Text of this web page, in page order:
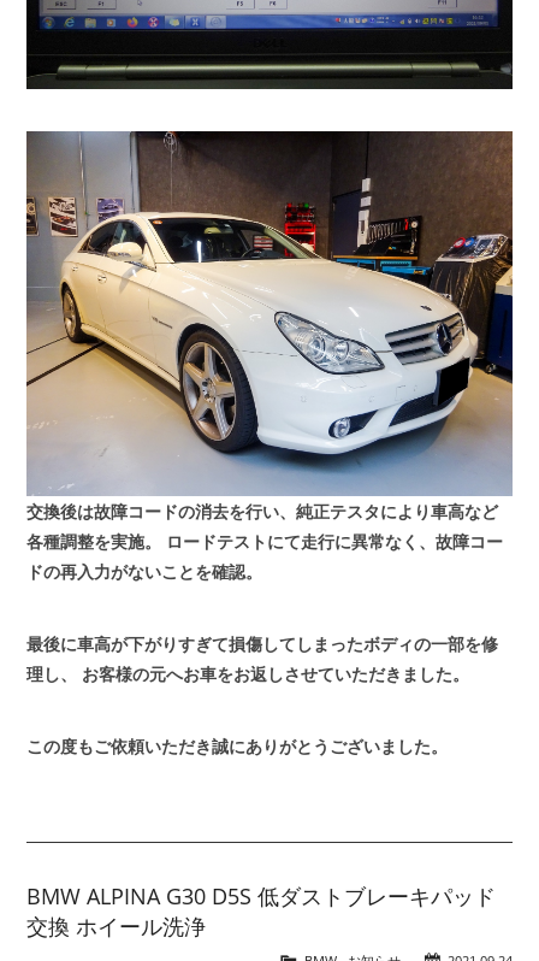
交換後は故障コードの消去を行い、純正テスタにより車高など
各種調整を実施。
ロードテストにて走行に異常なく、故障コー
ドの再入力がないことを確認。
最後に車高が下がりすぎて損傷してしまったボディの一部を修
理し、
お客様の元へお車をお返しさせていただきました。
この度もご依頼いただき誠にありがとうございました。
BMW ALPINA G30 D5S 低ダストブレーキパッド
交換 ホイール洗浄